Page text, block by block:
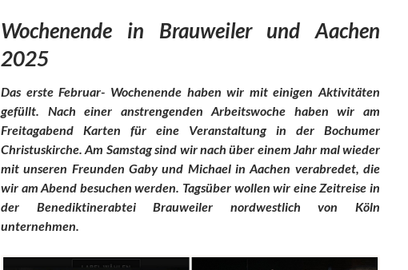
Wochenende in Brauweiler und Aachen
2025
Das erste Februar- Wochenende haben wir mit einigen Aktivitäten
gefüllt. Nach einer anstrengenden Arbeitswoche haben wir am
Freitagabend Karten für eine Veranstaltung in der Bochumer
Christuskirche. Am Samstag sind wir nach über einem Jahr mal wieder
mit unseren Freunden Gaby und Michael in Aachen verabredet, die
wir am Abend besuchen werden. Tagsüber wollen wir eine Zeitreise in
der Benediktinerabtei Brauweiler nordwestlich von Köln
unternehmen.